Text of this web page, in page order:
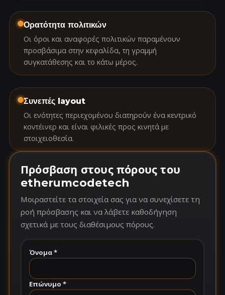
Ορατότητα πολιτικών
Οι όροι και αναφορές πολιτικών παραμένουν
προσβάσιμα στην κεφαλίδα, τη γραμμή
συγκατάθεσης και το κάτω μέρος.
Συνεπές layout
Οι ενότητες περιεχομένου διατηρούν ένα κεντρικό
κοντέινερ και είναι φιλικές προς κινητά με
στοιχειοθεσία.
Πρόσβαση στους πόρους του
etherumcodetech
Μοιραστείτε τα στοιχεία σας για να συνεχίσετε τη
ροή πρόσβασης και να λάβετε καθοδήγηση
σχετικά με τους διαθέσιμους πόρους.
Όνομα *
Επώνυμο *